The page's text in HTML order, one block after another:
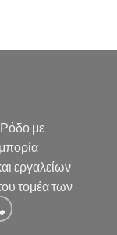
με
εργαλείων
τομέα των